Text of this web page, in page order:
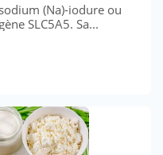
(Na)-iodure ou
SLC5A5. Sa...